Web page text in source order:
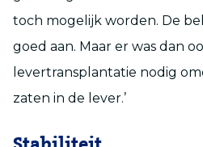
toch mogelijk worden. De
goed aan. Maar er was dan
levertransplantatie nodig
zaten in de lever.’